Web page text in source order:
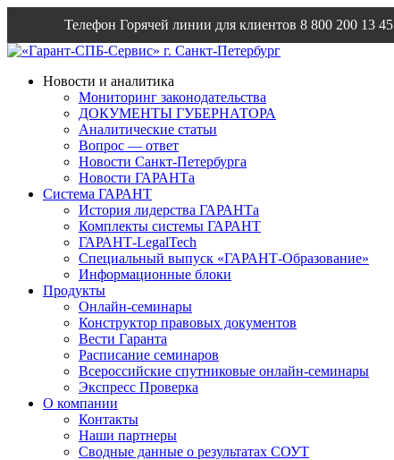
Телефон Горячей линии для клиентов 8 800 200 13 45
Emailinfo@garantsp.ru
Новости и аналитика
Мониторинг законодательства
ДОКУМЕНТЫ ГУБЕРНАТОРА
Аналитические статьи
Вопрос — ответ
Новости Санкт-Петербурга
Новости ГАРАНТа
Система ГАРАНТ
История лидерства ГАРАНТа
Комплекты системы ГАРАНТ
ГАРАНТ-LegalTech
Специальный выпуск «ГАРАНТ-Образование»
Информационные блоки
Продукты
Онлайн-семинары
Конструктор правовых документов
Вести Гаранта
Расписание семинаров
Всероссийские спутниковые онлайн-семинары
Экспресс Проверка
О компании
Контакты
Наши партнеры
Сводные данные о результатах СОУТ